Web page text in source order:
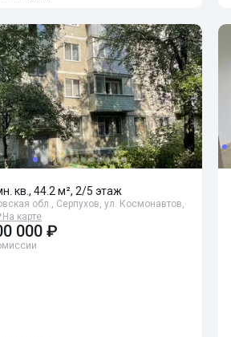
кв., 44.2 м², 2/5 этаж
обл., Серпухов, ул. Космонавтов,
На карте
000 ₽